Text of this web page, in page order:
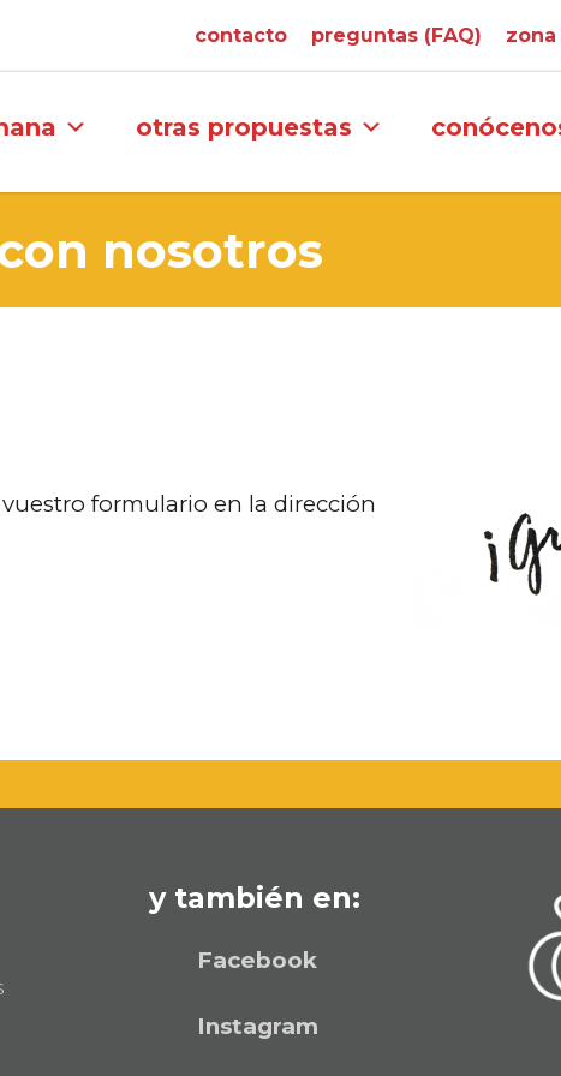
contacto preguntas (FAQ)
otras propuestas
nosotros
formulario en la dirección
y también en:
Facebook
Instagram